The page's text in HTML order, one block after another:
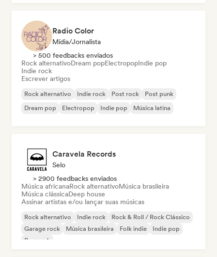
Radio Color
Mídia/Jornalista
> 500 feedbacks enviados
Rock alternativoDream popElectropopIndie pop
Indie rock
Escrever artigos
Rock alternativo Indie rock Post rock
Post punk
Dream pop
Electropop Indie pop Música latina
Caravela Records
Selo
> 2900 feedbacks enviados
Música africanaRock alternativoMúsica brasileira
Música clássicaDeep house
Assinar artistas e/ou lançar suas músicas
Rock alternativo Indie rock
Rock & Roll / Rock Clássico
Garage rock
Música brasileira Folk indie
Indie pop
Pop rock